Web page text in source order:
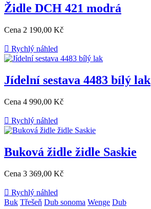
Židle DCH 421 modrá
Cena 2 190,00 Kč
 Rychlý náhled
Jídelní sestava 4483 bílý lak
Cena 4 990,00 Kč
 Rychlý náhled
Buková židle židle Saskie
Cena 3 369,00 Kč
 Rychlý náhled
Buk Třešeň Dub sonoma Wenge Dub